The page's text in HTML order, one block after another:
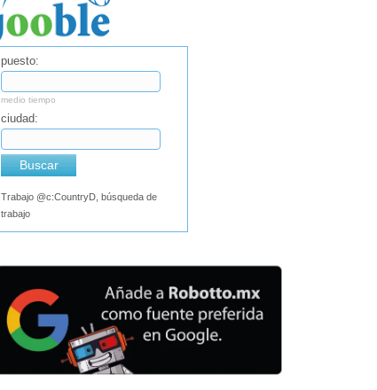
puesto:
medio tiempo
ciudad:
Buscar
Trabajo @c:CountryD, búsqueda de
trabajo